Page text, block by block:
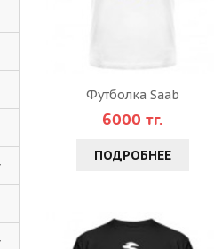
Футболка Saab
6000 тг.
ПОДРОБНЕЕ